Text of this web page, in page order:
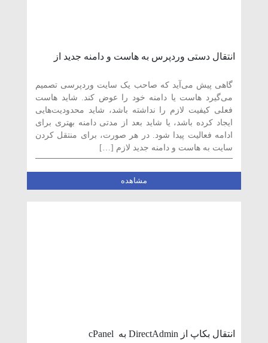
انتقال دستی وردپرس به هاست و دامنه جدید از
طریق cPanel
گاهی پیش می‌آید که صاحب یک سایت وردپرسی تصمیم
می‌گیرد هاست یا دامنه خود را عوض کند. شاید هاست
فعلی کیفیت لازم را نداشته باشد، شاید محدودیت‌هایی
ایجاد کرده باشد، یا شاید بعد از مدتی دامنه بهتری برای
ادامه فعالیت پیدا شود. در هر صورت، برای منتقل کردن
سایت به هاست و دامنه جدید لازم […]
مشاهده
انتقال بکاپ از DirectAdmin به cPanel